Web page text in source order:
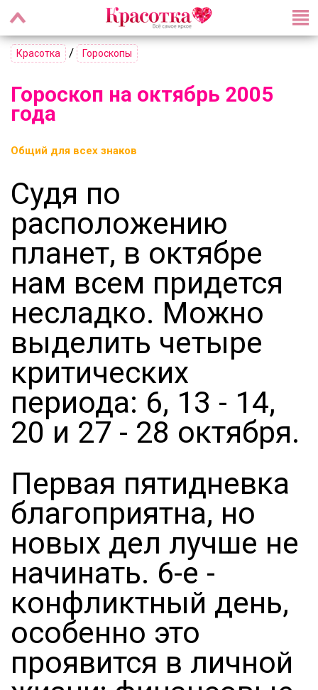
Красотка / Гороскопы
Гороскоп на октябрь 2005
года
Общий для всех знаков
Судя по
расположению
планет, в октябре
нам всем придется
несладко. Можно
выделить четыре
критических
периода: 6, 13 - 14,
20 и 27 - 28 октября.
Первая пятидневка
благоприятна, но
новых дел лучше не
начинать. 6-е -
конфликтный день,
особенно это
проявится в личной